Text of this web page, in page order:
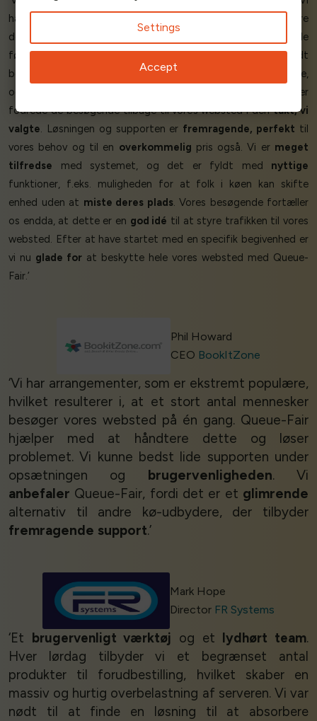
havde brug for en løsning, der kunne hjælpe os med at klare
den store mængde af mennesker, der forsøger at være de
første til at booke. Queue-Fair's PreSale-side holdt
belastningen væk fra vores servere, før bookingerne åbnede,
og placerede derefter folk
i en onlinekø, der
fodrede de besøgende tilbage til vores websted i dentakt, vi
valgte. Løsningen og supporten er fremragende, perfekt til
vores behov og til en overkommelig pris også. Vi er meget
tilfredse med systemet, og det er fyldt med nyttige
funktioner, f.eks. muligheden for at folk i køen kan skifte
enhed uden at miste deres plads. Vores besøgende fortæller
os endda, at dette er en god idé til at styre trafikken til vores
websted. Efter at have startet med en specifik begivenhed er
vi nu glade for at beskytte hele vores websted med Queue-
Fair.’
Phil Howard
CEO BookItZone
‘Vi har arrangementer, som er ekstremt populære,
hvilket resulterer i, at et stort antal mennesker
besøger vores websted på én gang. Queue-Fair
hjælper med at håndtere dette og løser
problemet. Vi kunne bedst lide supporten under
opsætningen og brugervenligheden. Vi
anbefaler Queue-Fair, fordi det er et glimrende
alternativ til andre kø-udbydere, der tilbyder
fremragende support.’
Mark Hope
Director FR Systems
‘Et brugervenligt værktøj og et lydhørt team.
Hver lørdag tilbyder vi et begrænset antal
produkter til forudbestilling, hvilket skaber en
massiv og hurtig overbelastning af serveren. Vi var
nødt til at finde en løsning til at absorbere
Settings
Accept